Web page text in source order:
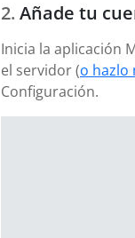
Añade tu
Inicia la aplicación
el servidor (o hazlo
Configuración.